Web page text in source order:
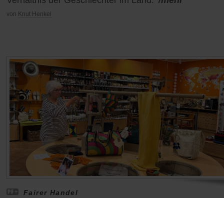
von Knut Henkel
Fairer Handel